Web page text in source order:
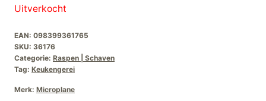
Uitverkocht
EAN: 098399361765
SKU: 36176
Categorie: Raspen | Schaven
Tag: Keukengerei
Merk: Microplane